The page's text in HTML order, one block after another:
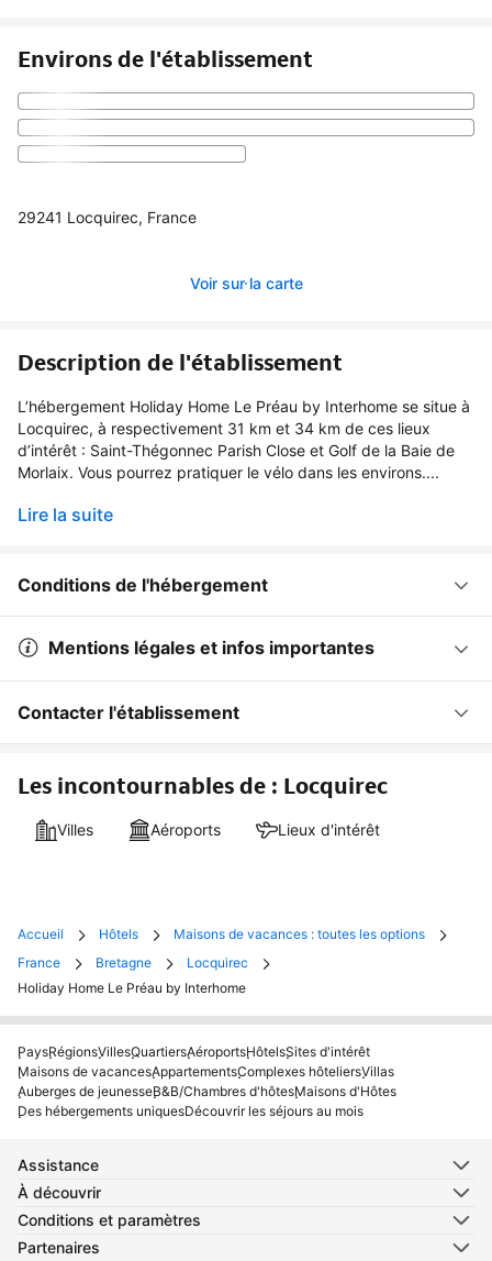
Environs de l'établissement
29241 Locquirec, France
Voir sur la carte
Description de l'établissement
L’hébergement Holiday Home Le Préau by Interhome se situe à
Locquirec, à respectivement 31 km et 34 km de ces lieux
d’intérêt : Saint-Thégonnec Parish Close et Golf de la Baie de
Morlaix. Vous pourrez pratiquer le vélo dans les environs....
Lire la suite
Conditions de l'hébergement
Mentions légales et infos importantes
Contacter l'établissement
Les incontournables de : Locquirec
Villes Aéroports Lieux d'intérêt
Accueil Hôtels
Maisons de vacances : toutes les options
France
Bretagne
Locquirec
Holiday Home Le Préau by Interhome
PaysRégionsVillesQuartiersAéroportsHôtelsSites d'intérêt
Maisons de vacancesAppartementsComplexes hôteliersVillas
Auberges de jeunesseB&B/Chambres d'hôtesMaisons d'Hôtes
Des hébergements uniquesDécouvrir les séjours au mois
Assistance
À découvrir
Conditions et paramètres
Partenaires